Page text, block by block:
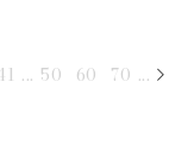
41 ... 50 60 70 ...